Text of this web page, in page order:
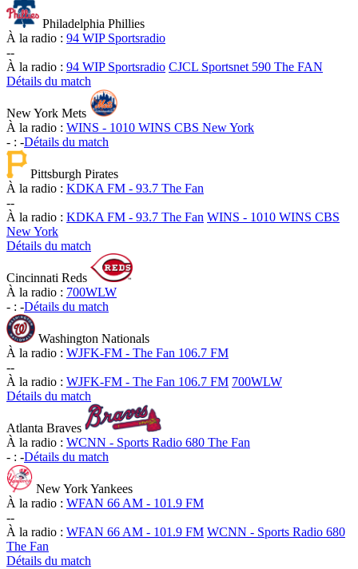
Philadelphia Phillies
À la radio : 94 WIP Sportsradio
--
À la radio : 94 WIP Sportsradio CJCL Sportsnet 590 The FAN
Détails du match
New York Mets
À la radio : WINS - 1010 WINS CBS New York
- : -Détails du match
Pittsburgh Pirates
À la radio : KDKA FM - 93.7 The Fan
--
À la radio : KDKA FM - 93.7 The Fan WINS - 1010 WINS CBS
New York
Détails du match
Cincinnati Reds
À la radio : 700WLW
- : -Détails du match
Washington Nationals
À la radio : WJFK-FM - The Fan 106.7 FM
--
À la radio : WJFK-FM - The Fan 106.7 FM 700WLW
Détails du match
Atlanta Braves
À la radio : WCNN - Sports Radio 680 The Fan
- : -Détails du match
New York Yankees
À la radio : WFAN 66 AM - 101.9 FM
--
À la radio : WFAN 66 AM - 101.9 FM WCNN - Sports Radio 680
The Fan
Détails du match